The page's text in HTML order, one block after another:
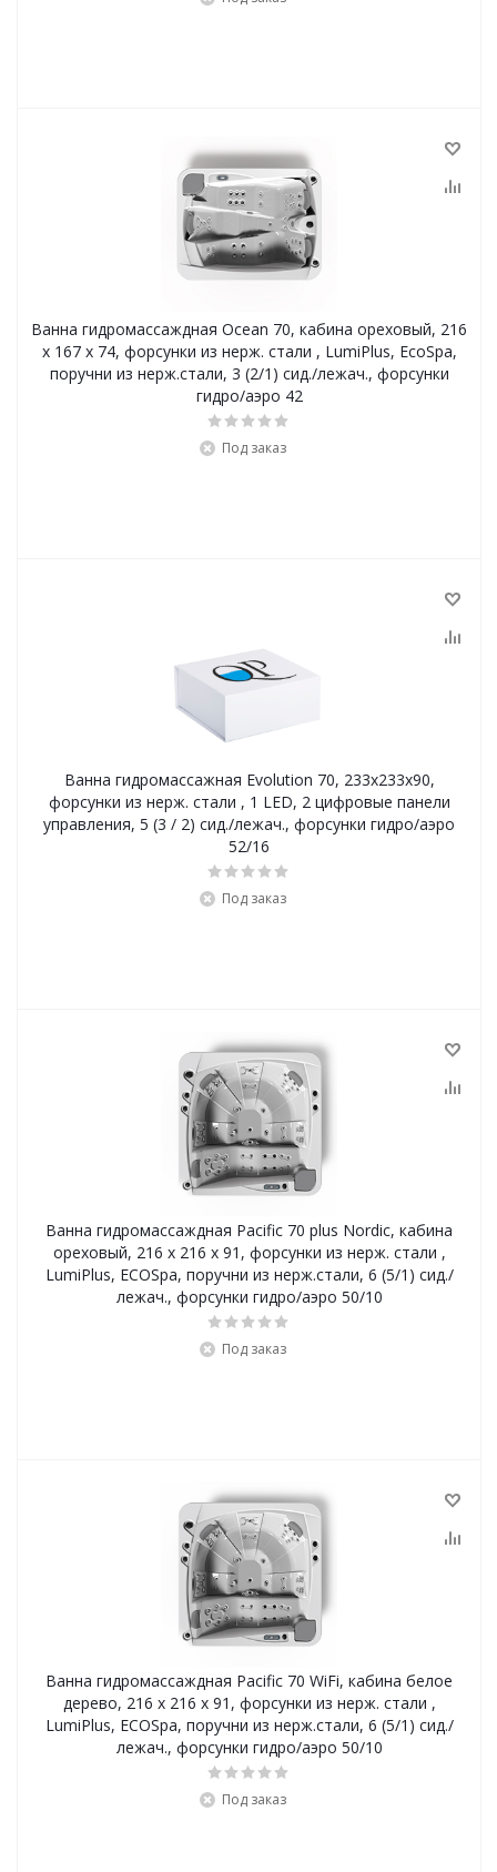
Ванна гидромассаждная Ocean 70, кабина ореховый, 216
x 167 x 74, форсунки из нерж. стали , LumiPlus, EcoSpa,
поручни из нерж.стали, 3 (2/1) сид./лежач., форсунки
гидро/аэро 42
Под заказ
Ванна гидромассажная Evolution 70, 233х233х90,
форсунки из нерж. стали , 1 LED, 2 цифровые панели
управления, 5 (3 / 2) сид./лежач., форсунки гидро/аэро
52/16
Под заказ
Ванна гидромассаждная Pacific 70 plus Nordic, кабина
ореховый, 216 x 216 x 91, форсунки из нерж. стали ,
LumiPlus, ECOSpa, поручни из нерж.стали, 6 (5/1) сид./
лежач., форсунки гидро/аэро 50/10
Под заказ
Ванна гидромассаждная Pacific 70 WiFi, кабина белое
дерево, 216 x 216 x 91, форсунки из нерж. стали ,
LumiPlus, ECOSpa, поручни из нерж.стали, 6 (5/1) сид./
лежач., форсунки гидро/аэро 50/10
Под заказ